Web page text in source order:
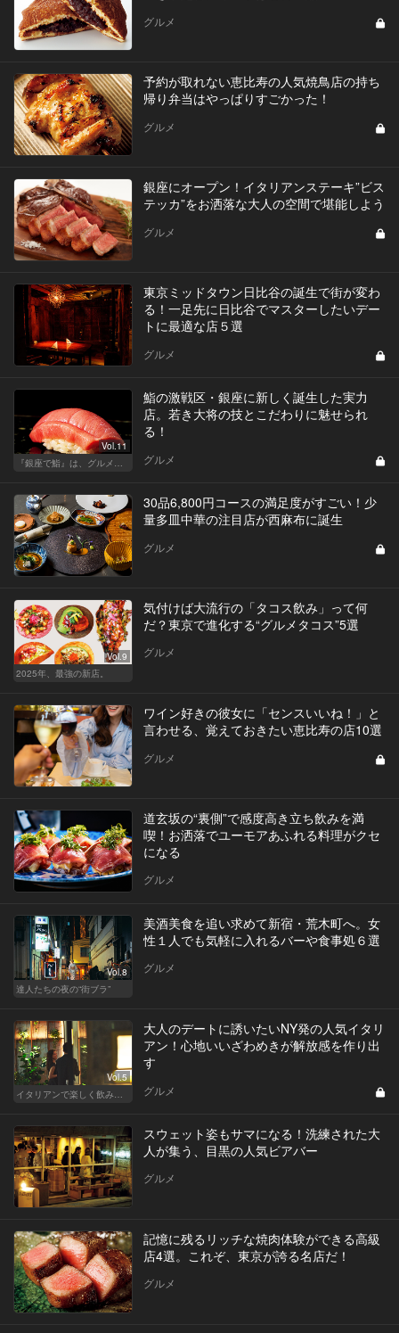
グルメ
予約が取れない恵比寿の人気焼鳥店の持ち
帰り弁当はやっぱりすごかった！
グルメ
銀座にオープン！イタリアンステーキ”ビス
テッカ”をお洒落な大人の空間で堪能しよう
グルメ
東京ミッドタウン日比谷の誕生で街が変わ
る！一足先に日比谷でマスターしたいデー
トに最適な店５選
グルメ
Vol.11
『銀座で鮨』は、グルメな大人のたしなみだ
鮨の激戦区・銀座に新しく誕生した実力
店。若き大将の技とこだわりに魅せられ
る！
グルメ
30品6,800円コースの満足度がすごい！少
量多皿中華の注目店が西麻布に誕生
グルメ
Vol.9
2025年、最強の新店。
気付けば大流行の「タコス飲み」って何
だ？東京で進化する“グルメタコス”5選
グルメ
ワイン好きの彼女に「センスいいね！」と
言わせる、覚えておきたい恵比寿の店10選
グルメ
道玄坂の“裏側”で感度高き立ち飲みを満
喫！お洒落でユーモアあふれる料理がクセ
になる
グルメ
Vol.8
達人たちの夜の“街ブラ”
美酒美食を追い求めて新宿・荒木町へ。女
性１人でも気軽に入れるバーや食事処６選
グルメ
Vol.5
大人のデートに誘いたいNY発の人気イタリ
アン！心地いいざわめきが解放感を作り出
す
グルメ
スウェット姿もサマになる！洗練された大
人が集う、目黒の人気ビアバー
グルメ
記憶に残るリッチな焼肉体験ができる高級
店4選。これぞ、東京が誇る名店だ！
グルメ